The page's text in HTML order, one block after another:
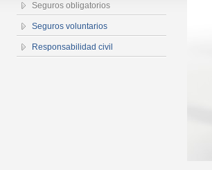
Seguros obligatorios
Seguros voluntarios
Responsabilidad civil